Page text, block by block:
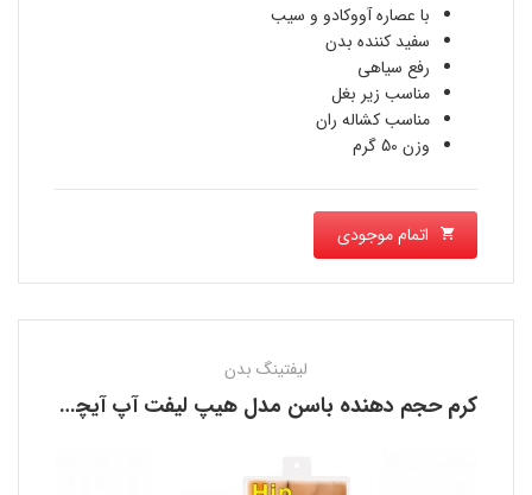
با عصاره آووکادو و سیب
سفید کننده بدن
رفع سیاهی
مناسب زیر بغل
مناسب کشاله ران
وزن 50 گرم
اتمام موجودی
لیفتینگ بدن
کرم حجم دهنده باسن مدل هیپ لیفت آپ آیچون بیوتی AICHUN BEAUTY